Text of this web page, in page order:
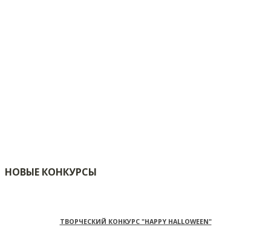
НОВЫЕ КОНКУРСЫ
ТВОРЧЕСКИЙ КОНКУРС "HAPPY HALLOWEEN"